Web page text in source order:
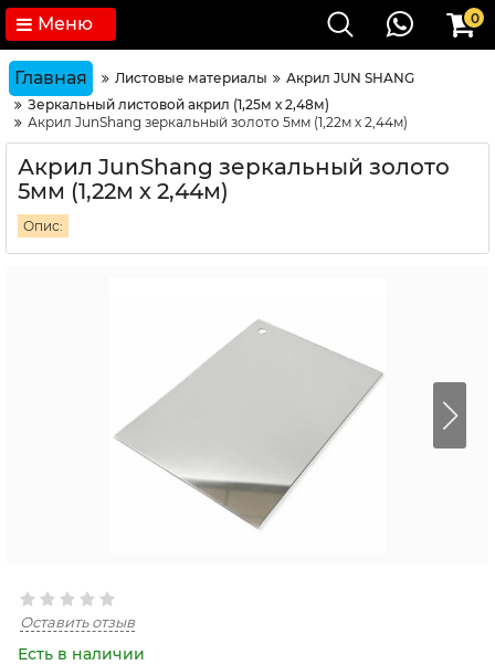
Меню 0
Главная Листовые материалы
Акрил JUN SHANG
Зеркальный листовой акрил (1,25м х 2,48м)
Акрил JunShang зеркальный золото 5мм (1,22м х 2,44м)
Акрил JunShang зеркальный золото
5мм (1,22м х 2,44м)
Опис:
Оставить отзыв
Есть в наличии